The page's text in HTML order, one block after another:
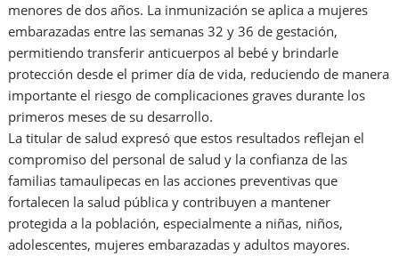
menores de dos años. La inmunización se aplica a mujeres
embarazadas entre las semanas 32 y 36 de gestación,
permitiendo transferir anticuerpos al bebé y brindarle
protección desde el primer día de vida, reduciendo de manera
importante el riesgo de complicaciones graves durante los
primeros meses de su desarrollo.
La titular de salud expresó que estos resultados reflejan el
compromiso del personal de salud y la confianza de las
familias tamaulipecas en las acciones preventivas que
fortalecen la salud pública y contribuyen a mantener
protegida a la población, especialmente a niñas, niños,
adolescentes, mujeres embarazadas y adultos mayores.